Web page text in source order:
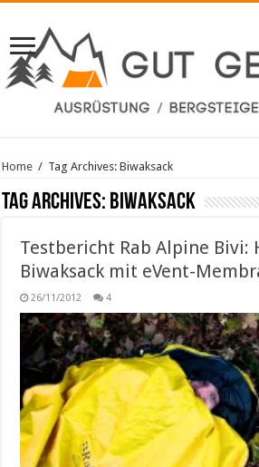
Home / Tag Archives: Biwaksack
Tag Archives: Biwaksack
Testbericht Rab Alpine Bivi:
Biwaksack mit eVent-
26/11/2012 4